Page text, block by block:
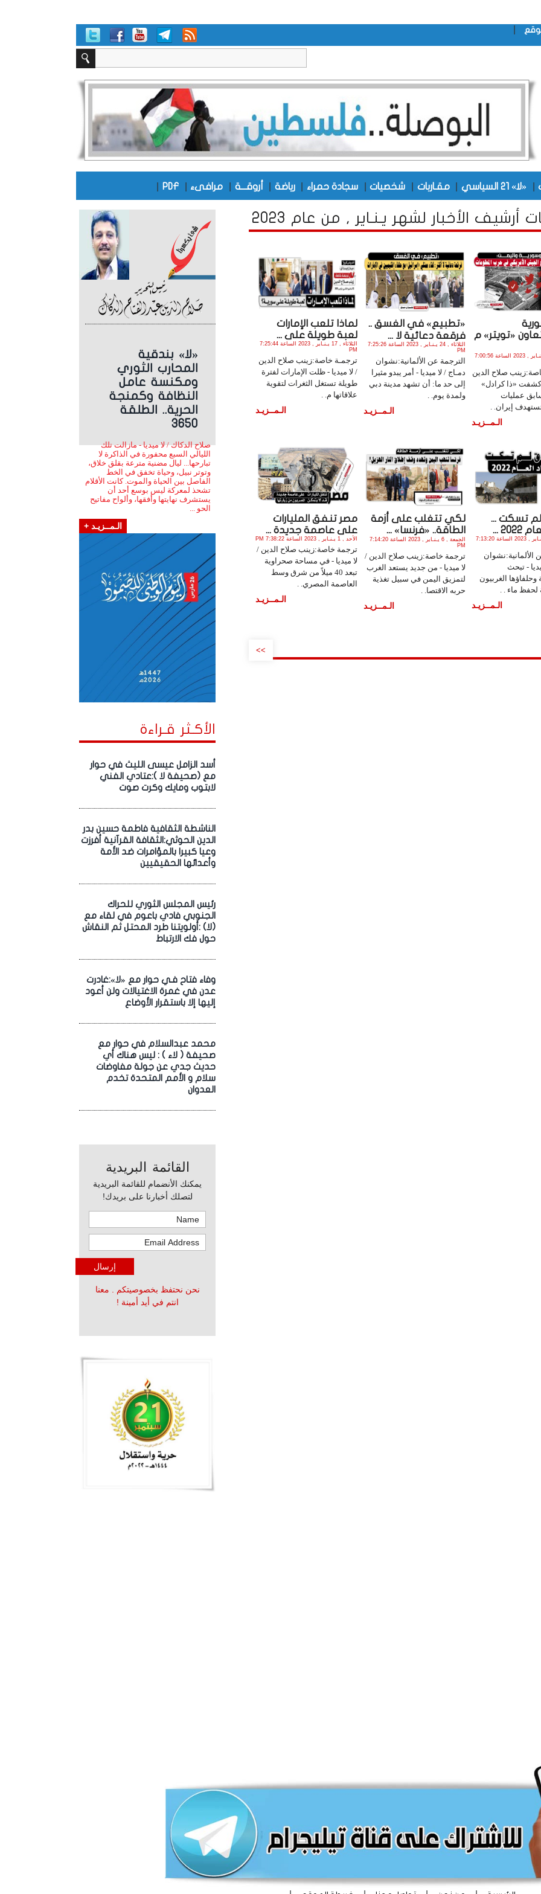
«لا» 21 السياسي مقـاربات شخصيات سجادة حمراء رياضة أروقـــة مرافىء PDF
«لا» بندقية
المحارب الثوري
ومكنسة عامل
النظافة وكمنجة
الحرية.. الطلقة
3650
صلاح الدكاك / لا ميديا - مازالت تلك
الليالي السبع محفورة في الذاكرة لا
تبارحها... ليال مضنية مترعة بقلق خلاق،
وتوتر نبيل، وحياة تخفق في الخط
الفاصل بين الحياة والموت. كانت الأقلام
تشحذ لمعركة ليس بوسع أحد أن
يستشرف نهايتها وأفقها، وألواح مفاتيح
الحو ...
الـمــزيـد +
الأكـثر قـراءة
أسد الزامل عيسى الليث في حوار
مع (صحيفة لا ):عتادي الفني
لابتوب ومايك وكرت صوت
الناشطة الثقافية فاطمة حسين بدر
الدين الحوثي:الثقافة القرآنية أفرزت
وعيا كبيرا بالمؤامرات ضد الأمة
وأعدائها الحقيقيين
رئيس المجلس الثوري للحراك
الجنوبي فادي باعوم في لقاء مع
(لا) :أولويتنا طرد المحتل ثم النقاش
حول فك الارتباط
وفاء فتاح فـي حوار مع «لا»:غادرت
عدن في غمرة الاغتيالات ولن أعود
إليها إلا باستقرار الأوضاع
محمد عبدالسلام في حوار مع
صحيفة ( لاء ) : ليس هناك أي
حديث جدي عن جولة مفاوضات
سلام و الأمم المتحدة تخدم
العدوان
القائمة البريدية
يمكنك الأنضمام للقائمة البريدية
لتصلك أخبارنا على بريدك!
نحن نحتفظ بخصوصيتكم . معنا
انتم في أيد أمينة !
أرشيف الأخبار لشهر يـنـاير , من عام 2023
«تويتر» م
السبت , 28 يـنـاير , 2023 الساعة 7:00:56
صلاح الدين
كشفت «ذا كرادل»
عمليات
إيران. .
الـمــزيـد
«تطبيع» في الغسق ..
فرقعة دعائية لا ...
الثلاثاء , 24 يـنـاير , 2023 الساعة 7:25:26
PM
الترجمة عن الألمانية:نشوان
دمـاج / لا ميديا - أمر يبدو مثيرا
إلى حد ما: أن تشهد مدينة دبي
ولمدة يوم. .
الـمــزيـد
لماذا تلعب الإمارات
لعبة طويلة على ...
الثلاثاء , 17 يـنـاير , 2023 الساعة 7:25:44
PM
ترجمـة خاصة:زينب صلاح الدين
/ لا ميديا - ظلت الإمارات لفترة
طويلة تستغل الثغرات لتقوية
علاقاتها م. .
الـمــزيـد
لم تسكت ...
...
الثلاثاء , 10 يـنـاير , 2023 الساعة 7:13:20
الألمانية:نشوان
- تبحث
وحلفاؤها الغربيون
ماء . .
الـمــزيـد
لكي تتغلب على أزمة
الطاقة.. «فرنسا» ...
الجمعة , 6 يـنـاير , 2023 الساعة 7:14:20
PM
ترجمة خاصة:زينب صلاح الدين /
لا ميديا - من جديد يستعد الغرب
لتمزيق اليمن في سبيل تغذية
حربه الاقتصا. .
الـمــزيـد
مصر تنفق المليارات
على عاصمة جديدة ...
الأحد , 1 يـنـاير , 2023 الساعة 7:38:22 PM
ترجمة خاصة:زينب صلاح الدين /
لا ميديا - في مساحة صحراوية
تبعد 40 ميلاً من شرق وسط
العاصمة المصري. .
الـمــزيـد
>>